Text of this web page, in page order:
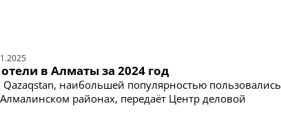
в Алматы за 2024 год
Qazaqstan, наибольшей популярностью пользовались
районах, передаёт Центр деловой